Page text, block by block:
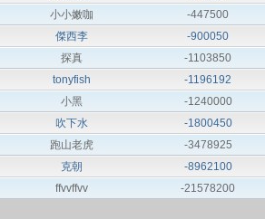
小小嫩咖
-447500
傑西李
-900050
探真
-1103850
tonyfish
-1196192
小黑
-1240000
吹下水
-1800450
跑山老虎
-3478925
克朝
-8962100
ffvvffvv -21578200